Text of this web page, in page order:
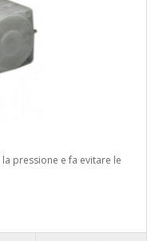
pressione e fa evitare le